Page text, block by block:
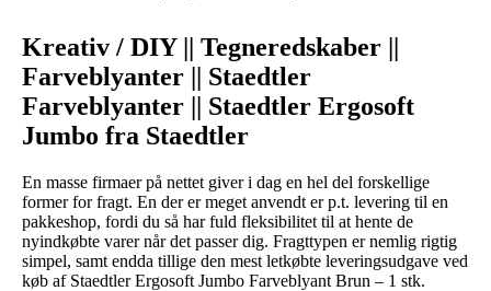
Kreativ / DIY || Tegneredskaber ||
Farveblyanter || Staedtler
Farveblyanter || Staedtler Ergosoft
Jumbo fra Staedtler
En masse firmaer på nettet giver i dag en hel del forskellige
former for fragt. En der er meget anvendt er p.t. levering til en
pakkeshop, fordi du så har fuld fleksibilitet til at hente de
nyindkøbte varer når det passer dig. Fragttypen er nemlig rigtig
simpel, samt endda tillige den mest letkøbte leveringsudgave ved
køb af Staedtler Ergosoft Jumbo Farveblyant Brun – 1 stk.